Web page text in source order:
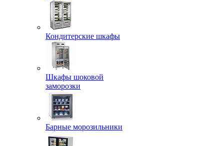
Кондитерские шкафы
Шкафы шоковой
заморозки
Барные морозильники